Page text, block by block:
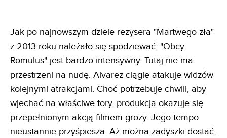
Jak po najnowszym dziele reżysera "Martwego zła"
z 2013 roku należało się spodziewać, "Obcy:
Romulus" jest bardzo intensywny. Tutaj nie ma
przestrzeni na nudę. Alvarez ciągle atakuje widzów
kolejnymi atrakcjami. Choć potrzebuje chwili, aby
wjechać na właściwe tory, produkcja okazuje się
przepełnionym akcją filmem grozy. Jego tempo
nieustannie przyśpiesza. Aż można zadyszki dostać,